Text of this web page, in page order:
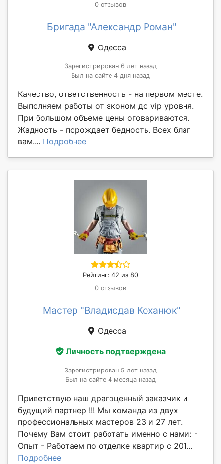
0 отзывов
Бригада "Александр Роман"
Одесса
Зарегистрирован 6 лет назад
Был на сайте 4 дня назад
Качество, ответственность - на первом месте.
Выполняем работы от эконом до vip уровня.
При большом объеме цены оговариваются.
Жадность - порождает бедность. Всех благ
вам.... Подробнее
Рейтинг: 42 из 80
0 отзывов
Мастер "Владисдав Коханюк"
Одесса
Личность подтверждена
Зарегистрирован 5 лет назад
Был на сайте 4 месяца назад
Приветствую наш драгоценный заказчик и
будущий партнер !!! Мы команда из двух
профессиональных мастеров 23 и 27 лет.
Почему Вам стоит работать именно с нами: ⁃
Опыт - Работаем по отделке квартир с 201...
Подробнее